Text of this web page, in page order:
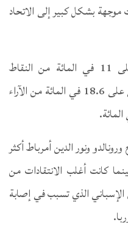
بشكل كبير إلى الاتحاد
وحصل كلاً من ميسي ورونالدو على 11 في المائة من النقاط
الإيجابية، بينما حاز النجم الأرجنتيني على 18.6 في المائة من الآراء
ونور الدين أمرباط أكثر
كانت أغلب الانتقادات من
الإسباني الذي تسبب في إصابة